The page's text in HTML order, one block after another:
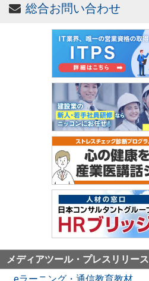
総合お問い合わせ
メディアツール・プレスリリース